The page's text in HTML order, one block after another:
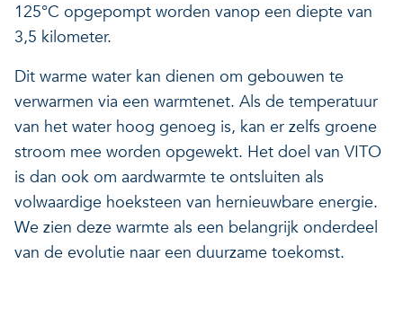
125°C opgepompt worden vanop een diepte van
3,5 kilometer.
Dit warme water kan dienen om gebouwen te
verwarmen via een warmtenet. Als de temperatuur
van het water hoog genoeg is, kan er zelfs groene
stroom mee worden opgewekt. Het doel van VITO
is dan ook om aardwarmte te ontsluiten als
volwaardige hoeksteen van hernieuwbare energie.
We zien deze warmte als een belangrijk onderdeel
van de evolutie naar een duurzame toekomst.